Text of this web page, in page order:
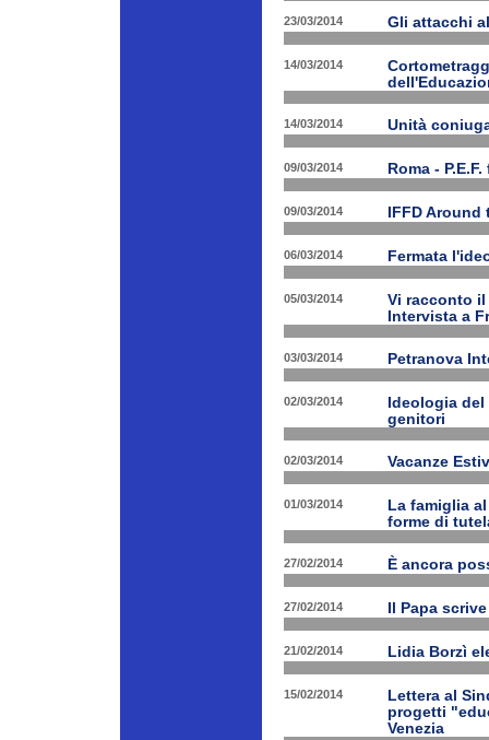
23/03/2014 Gli attacchi
14/03/2014
14/03/2014 Unità
09/03/2014 Roma -
09/03/2014 IFFD
06/03/2014 Fermata
05/03/2014
Vi racconto il
Intervista a
03/03/2014 Petranova
02/03/2014
Ideologia
genitori
02/03/2014 Vacanze
01/03/2014
La famiglia
forme di
27/02/2014 È ancora
27/02/2014 Il Papa
21/02/2014 Lidia Borzì
15/02/2014
Lettera al
progetti
Venezia